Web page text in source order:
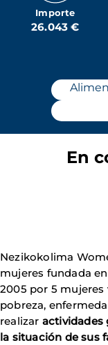
Importe
26.043 €
En
Nezikokolima
mujeres fundada
2005 por 5
pobreza,
realizar actividades
la situación de sus